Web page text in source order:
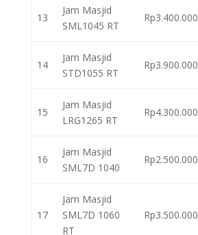
13
Jam Masjid
SML1045 RT
Rp3.400.000
14
Jam Masjid
STD1055 RT
Rp3.900.000
15
Jam Masjid
LRG1265 RT
Rp4.300.000
16
Jam Masjid
SML7D 1040
Rp2.500.000
17
Jam Masjid
SML7D 1060
RT
Rp3.500.000